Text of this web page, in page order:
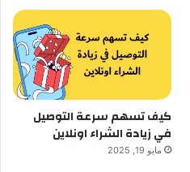
كيف تسهم سرعة التوصيل
في زيادة الشراء اونلاين
مايو 19, 2025